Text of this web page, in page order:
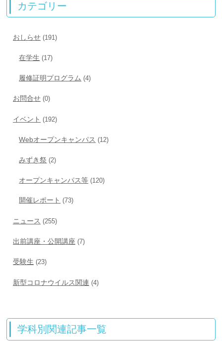
カテゴリー
おしらせ (191)
在学生 (17)
履修証明プログラム (4)
お問合せ (0)
イベント (192)
Webオープンキャンパス (12)
みずき祭 (2)
オープンキャンパス等 (120)
開催レポート (73)
ニュース (255)
出前講座・公開講座 (7)
受験生 (23)
新型コロナウイルス関連 (4)
学科別関連記事一覧